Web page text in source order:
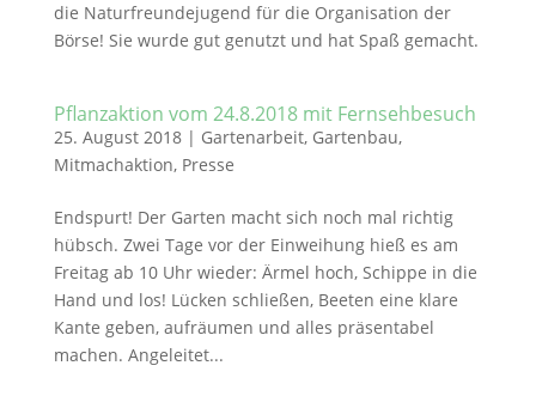
die Naturfreundejugend für die Organisation der
Börse! Sie wurde gut genutzt und hat Spaß gemacht.
Pflanzaktion vom 24.8.2018 mit Fernsehbesuch
25. August 2018| Gartenarbeit, Gartenbau,
Mitmachaktion, Presse
Endspurt! Der Garten macht sich noch mal richtig
hübsch. Zwei Tage vor der Einweihung hieß es am
Freitag ab 10 Uhr wieder: Ärmel hoch, Schippe in die
Hand und los! Lücken schließen, Beeten eine klare
Kante geben, aufräumen und alles präsentabel
machen. Angeleitet...